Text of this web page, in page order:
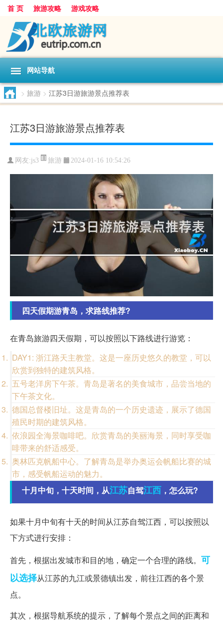
首 页 旅游攻略 游戏攻略
网站导航
> 旅游 > 江苏3日游旅游景点推荐表
江苏3日游旅游景点推荐表
网友:js3 旅游 2024-01-16 10:54:26
四天假期游青岛，求路线推荐?
在青岛旅游四天假期，可以按照以下路线进行游览：
DAY1: 浙江路天主教堂。这是一座历史悠久的教堂，可以
欣赏到独特的建筑风格。
五号老洋房下午茶。青岛是著名的美食城市，品尝当地的
下午茶文化。
德国总督楼旧址。这是青岛的一个历史遗迹，展示了德国
殖民时期的建筑风格。
依浪园全海景咖啡吧。欣赏青岛的美丽海景，同时享受咖
啡带来的舒适感受。
奥林匹克帆船中心。了解青岛是举办奥运会帆船比赛的城
市，感受帆船运动的魅力。
十月中旬，十天时间，从江苏自驾江西 ，怎么玩?
如果十月中旬有十天的时间从江苏自驾江西，可以按照以
下方式进行安排：
首先，根据出发城市和目的地，确定一个合理的路线。 可
以选择从江苏的九江或景德镇出发，前往江西的各个景
点。
其次，根据导航系统的提示，了解每个景点之间的距离和